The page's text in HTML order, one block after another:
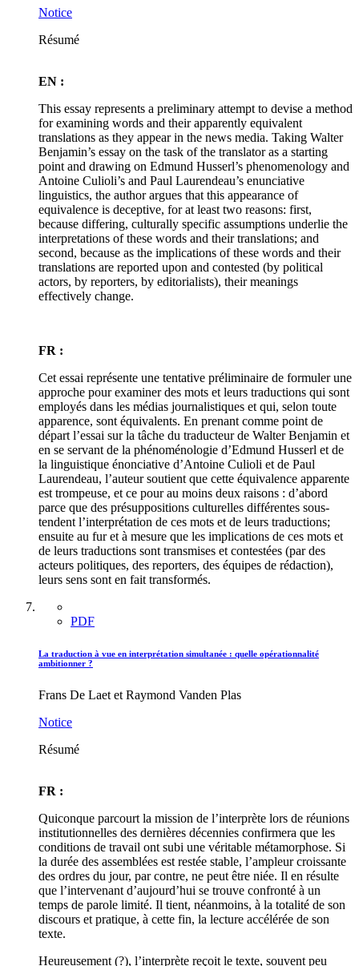
Notice
Résumé
EN :
This essay represents a preliminary attempt to devise a method
for examining words and their apparently equivalent
translations as they appear in the news media. Taking Walter
Benjamin’s essay on the task of the translator as a starting
point and drawing on Edmund Husserl’s phenomenology and
Antoine Culioli’s and Paul Laurendeau’s enunciative
linguistics, the author argues that this appearance of
equivalence is deceptive, for at least two reasons: first,
because differing, culturally specific assumptions underlie the
interpretations of these words and their translations; and
second, because as the implications of these words and their
translations are reported upon and contested (by political
actors, by reporters, by editorialists), their meanings
effectively change.
FR :
Cet essai représente une tentative préliminaire de formuler une
approche pour examiner des mots et leurs traductions qui sont
employés dans les médias journalistiques et qui, selon toute
apparence, sont équivalents. En prenant comme point de
départ l’essai sur la tâche du traducteur de Walter Benjamin et
en se servant de la phénoménologie d’Edmund Husserl et de
la linguistique énonciative d’Antoine Culioli et de Paul
Laurendeau, l’auteur soutient que cette équivalence apparente
est trompeuse, et ce pour au moins deux raisons : d’abord
parce que des présuppositions culturelles différentes sous-
tendent l’interprétation de ces mots et de leurs traductions;
ensuite au fur et à mesure que les implications de ces mots et
de leurs traductions sont transmises et contestées (par des
acteurs politiques, des reporters, des équipes de rédaction),
leurs sens sont en fait transformés.
PDF
La traduction à vue en interprétation simultanée : quelle opérationnalité
ambitionner ?
Frans De Laet et Raymond Vanden Plas
Notice
Résumé
FR :
Quiconque parcourt la mission de l’interprète lors de réunions
institutionnelles des dernières décennies confirmera que les
conditions de travail ont subi une véritable métamorphose. Si
la durée des assemblées est restée stable, l’ampleur croissante
des ordres du jour, par contre, ne peut être niée. Il en résulte
que l’intervenant d’aujourd’hui se trouve confronté à un
temps de parole limité. Il tient, néanmoins, à la totalité de son
discours et pratique, à cette fin, la lecture accélérée de son
texte.
Heureusement (?), l’interprète reçoit le texte, souvent peu